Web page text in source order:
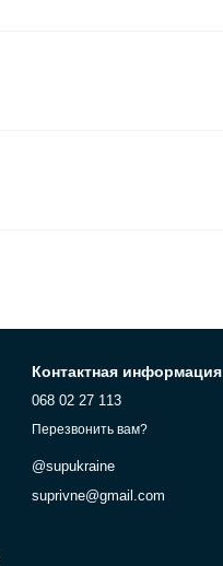
Контактная информация
068 02 27 113
Перезвонить вам?
@supukraine
suprivne@gmail.com